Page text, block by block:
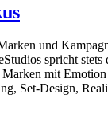
und
spricht
mit
Set-Design,